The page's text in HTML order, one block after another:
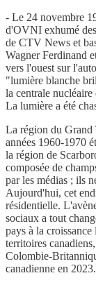
- Le 24 novembre
d'OVNI exhumé
de CTV News et
Wagner Ferdinand
vers l'ouest sur
"lumière blanche
la centrale
La lumière a été
La région du Grand
années 1960-1970
la région de
composée de
par les médias ; ils
Aujourd'hui, cet
résidentielle.
sociaux a tout
pays à la
territoires
Colombie-
canadienne en 2023.